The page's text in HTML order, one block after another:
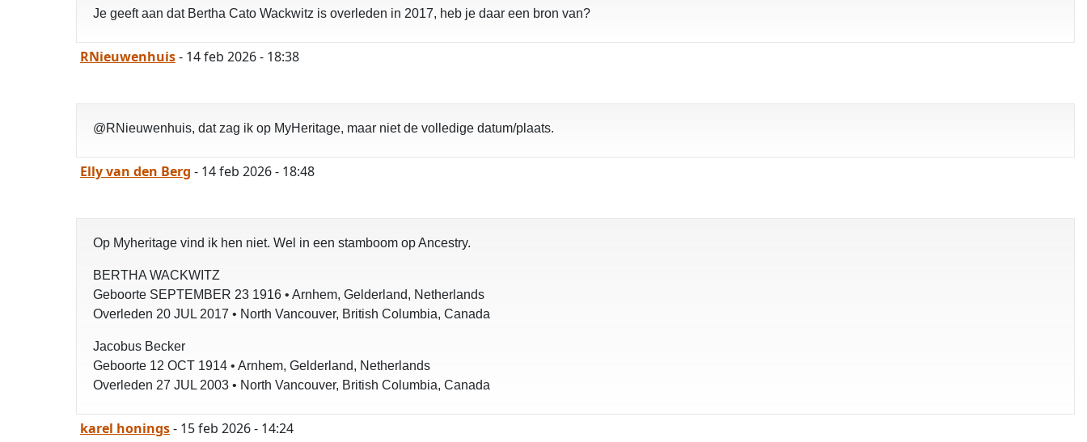
Je geeft aan dat Bertha Cato Wackwitz is overleden in 2017, heb je daar een bron van?
RNieuwenhuis- 14 feb 2026 - 18:38
@RNieuwenhuis, dat zag ik op MyHeritage, maar niet de volledige datum/plaats.
Elly van den Berg - 14 feb 2026 - 18:48
Op Myheritage vind ik hen niet. Wel in een stamboom op Ancestry.
BERTHA WACKWITZ
Geboorte SEPTEMBER 23 1916 • Arnhem, Gelderland, Netherlands
Overleden 20 JUL 2017 • North Vancouver, British Columbia, Canada
Jacobus Becker
Geboorte 12 OCT 1914 • Arnhem, Gelderland, Netherlands
Overleden 27 JUL 2003 • North Vancouver, British Columbia, Canada
karel honings- 15 feb 2026 - 14:24